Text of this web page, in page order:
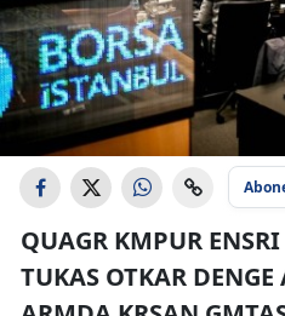
QUAGR KMPUR
TUKAS OTKAR